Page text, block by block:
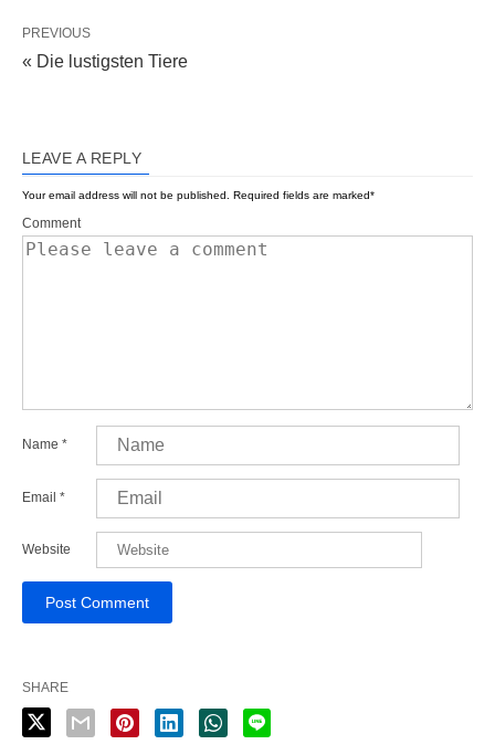
PREVIOUS
« Die lustigsten Tiere
LEAVE A REPLY
Your email address will not be published. Required fields are marked*
Comment
Name *
Email *
Website
SHARE